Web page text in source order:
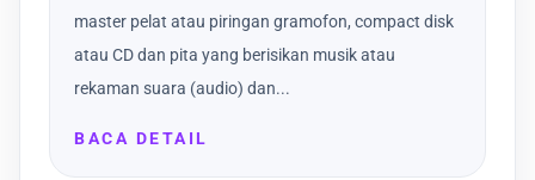
master pelat atau piringan gramofon, compact disk
atau CD dan pita yang berisikan musik atau
rekaman suara (audio) dan...
BACA DETAIL